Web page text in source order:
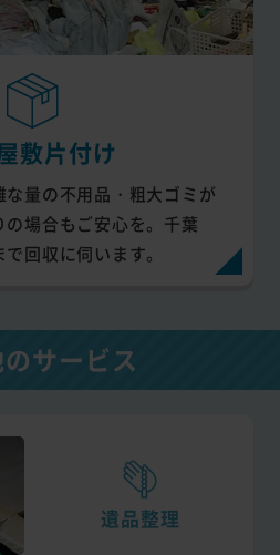
敷片付け
量の不用品・粗大ゴミが
場合もご安心を。千葉
回収に伺います。
サービス
遺品整理